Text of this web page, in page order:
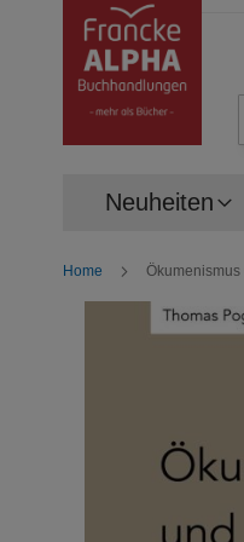
Neuheiten
Home